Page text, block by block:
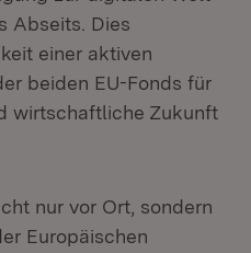
Abseits. Dies
einer aktiven
beiden EU-Fonds für
wirtschaftliche Zukunft
nur vor Ort, sondern
Europäischen